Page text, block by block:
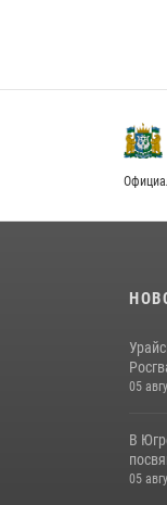
05
В
05